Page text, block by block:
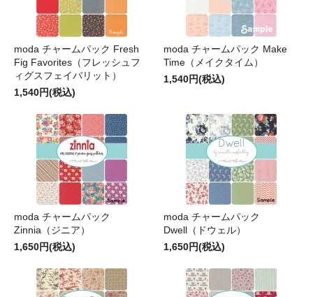
moda チャームパック Fresh
Fig Favorites（フレッシュフ
ィグスフェイバリット）
1,540円(税込)
moda チャームパック Make
Time（メイクタイム）
1,540円(税込)
moda チャームパック
Zinnia（ジニア）
1,650円(税込)
moda チャームパック
Dwell（ドウェル）
1,650円(税込)